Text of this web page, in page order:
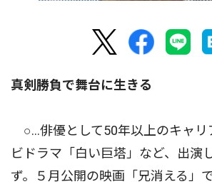
真剣勝負で舞台に生きる
○…俳優として50年以上のキャリ
ビドラマ「白い巨塔」など、出演
ず。５月公開の映画「兄消える」